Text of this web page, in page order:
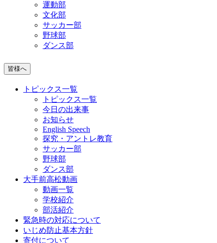
運動部
文化部
サッカー部
野球部
ダンス部
皆様へ
トピックス一覧
トピックス一覧
今日の出来事
お知らせ
English Speech
探究・アントレ教育
サッカー部
野球部
ダンス部
大手前高松動画
動画一覧
学校紹介
部活紹介
緊急時の対応について
いじめ防止基本方針
寄付について